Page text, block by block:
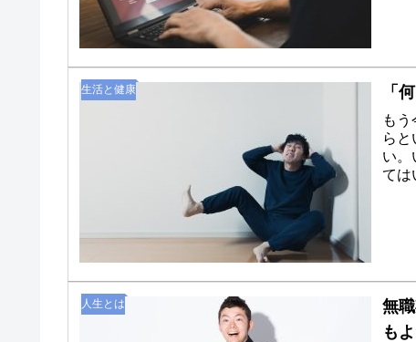
生活と健康 「
も
らと
い。
ては
人生とは
無
も